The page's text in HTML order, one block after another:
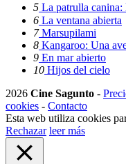
5 La patrulla
6 La ventana abierta
7Marsupilami
8 Kangaroo: Una
9 En mar abierto
10 Hijos del cielo
2026 Cine Sagunto -
cookies - Contacto
Esta web utiliza cookies
Rechazar leer más